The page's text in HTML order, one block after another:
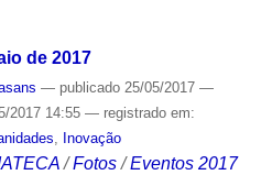
de 2017
— publicado25/05/2017 —
2017 14:55 — registrado em:
, Inovação
/Fotos /Eventos 2017